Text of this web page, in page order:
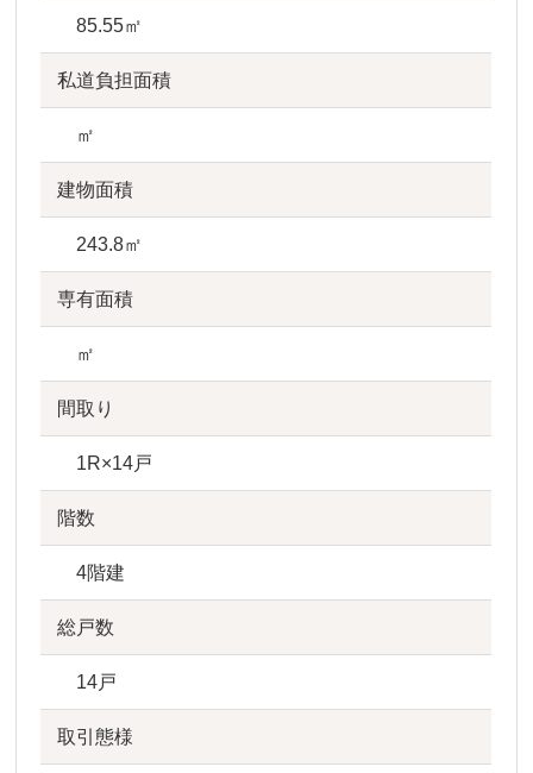
85.55㎡
私道負担面積
㎡
建物面積
243.8㎡
専有面積
㎡
間取り
1R×14戸
階数
4階建
総戸数
14戸
取引態様